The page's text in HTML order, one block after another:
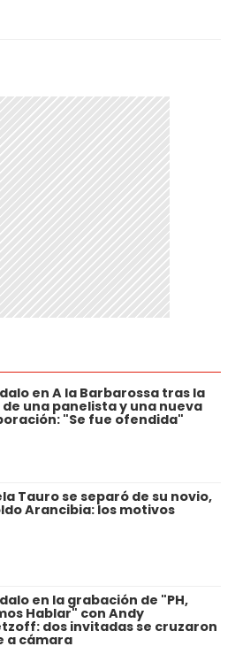
en A la Barbarossa tras la
una panelista y una nueva
"Se fue ofendida"
Tauro se separó de su novio,
Arancibia: los motivos
en la grabación de "PH,
Hablar" con Andy
dos invitadas se cruzaron
a cámara